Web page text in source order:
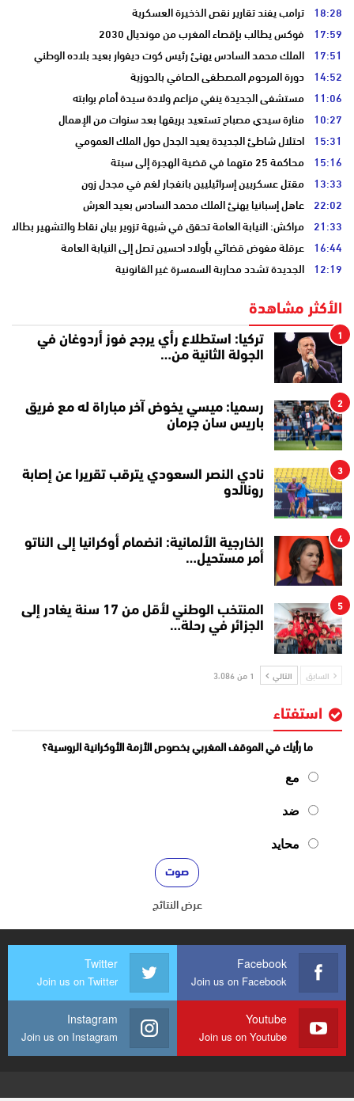
18:28 ترامب يفند تقارير نقص الذخيرة العسكرية
17:59 فوكس يطالب بإقصاء المغرب من مونديال 2030
17:51 الملك محمد السادس يهنئ رئيس كوت ديفوار بعيد بلاده الوطني
14:52 دورة المرحوم المصطفى الصافي بالحوزية
11:06 مستشفى الجديدة ينفي مزاعم ولادة سيدة أمام بوابته
10:27 منارة سيدي مصباح تستعيد بريقها بعد سنوات من الإهمال
15:31 احتلال شاطئ الجديدة يعيد الجدل حول الملك العمومي
15:16 محاكمة 25 متهما في قضية الهجرة إلى سبتة
13:33 مقتل عسكريين إسرائيليين بانفجار لغم في مجدل زون
22:02 عاهل إسبانيا يهنئ الملك محمد السادس بعيد العرش
21:33 مراكش: النيابة العامة تحقق في شبهة تزوير بيان نقاط والتشهير بطالب
16:44 عرقلة مفوض قضائي بأولاد احسين تصل إلى النيابة العامة
12:19 الجديدة تشدد محاربة السمسرة غير القانونية
الأكثر مشاهدة
1
تركيا: استطلاع رأي يرجح فوز أردوغان في
الجولة الثانية من…
2
رسميا: ميسي يخوض آخر مباراة له مع فريق
باريس سان جرمان
3
نادي النصر السعودي يترقب تقريرا عن إصابة
رونالدو
4
الخارجية الألمانية: انضمام أوكرانيا إلى الناتو
أمر مستحيل…
5
المنتخب الوطني لأقل من 17 سنة يغادر إلى
الجزائر في رحلة…
السابق التالي 1 من 3٬086
استفتاء
ما رأيك في الموقف المغربي بخصوص الأزمة الأوكرانية الروسية؟
مع
ضد
محايد
عرض النتائج
Facebook
Join us on Facebook
Twitter
Join us on Twitter
Youtube
Join us on Youtube
Instagram
Join us on Instagram